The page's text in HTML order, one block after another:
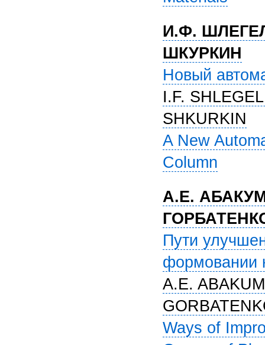
И.Ф.
ШКУРКИН
Новый
I.F.
SHKURKIN
A New
Column
А.Е.
Пути
формовании
A.E.
Ways of